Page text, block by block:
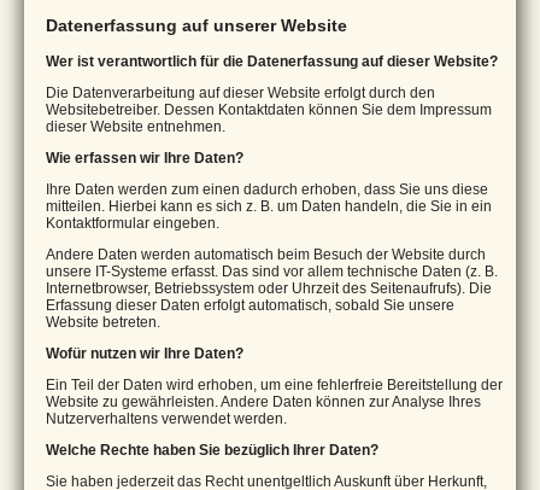
Datenerfassung auf unserer Website
Wer ist verantwortlich für die Datenerfassung auf dieser Website?
Die Datenverarbeitung auf dieser Website erfolgt durch den
Websitebetreiber. Dessen Kontaktdaten können Sie dem Impressum
dieser Website entnehmen.
Wie erfassen wir Ihre Daten?
Ihre Daten werden zum einen dadurch erhoben, dass Sie uns diese
mitteilen. Hierbei kann es sich z. B. um Daten handeln, die Sie in ein
Kontaktformular eingeben.
Andere Daten werden automatisch beim Besuch der Website durch
unsere IT-Systeme erfasst. Das sind vor allem technische Daten (z. B.
Internetbrowser, Betriebssystem oder Uhrzeit des Seitenaufrufs). Die
Erfassung dieser Daten erfolgt automatisch, sobald Sie unsere
Website betreten.
Wofür nutzen wir Ihre Daten?
Ein Teil der Daten wird erhoben, um eine fehlerfreie Bereitstellung der
Website zu gewährleisten. Andere Daten können zur Analyse Ihres
Nutzerverhaltens verwendet werden.
Welche Rechte haben Sie bezüglich Ihrer Daten?
Sie haben jederzeit das Recht unentgeltlich Auskunft über Herkunft,